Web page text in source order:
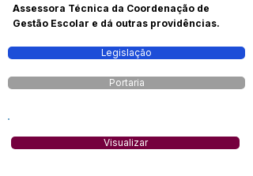
Assessora Técnica da Coordenação de
Gestão Escolar e dá outras providências.
Legislação
Portaria
Visualizar